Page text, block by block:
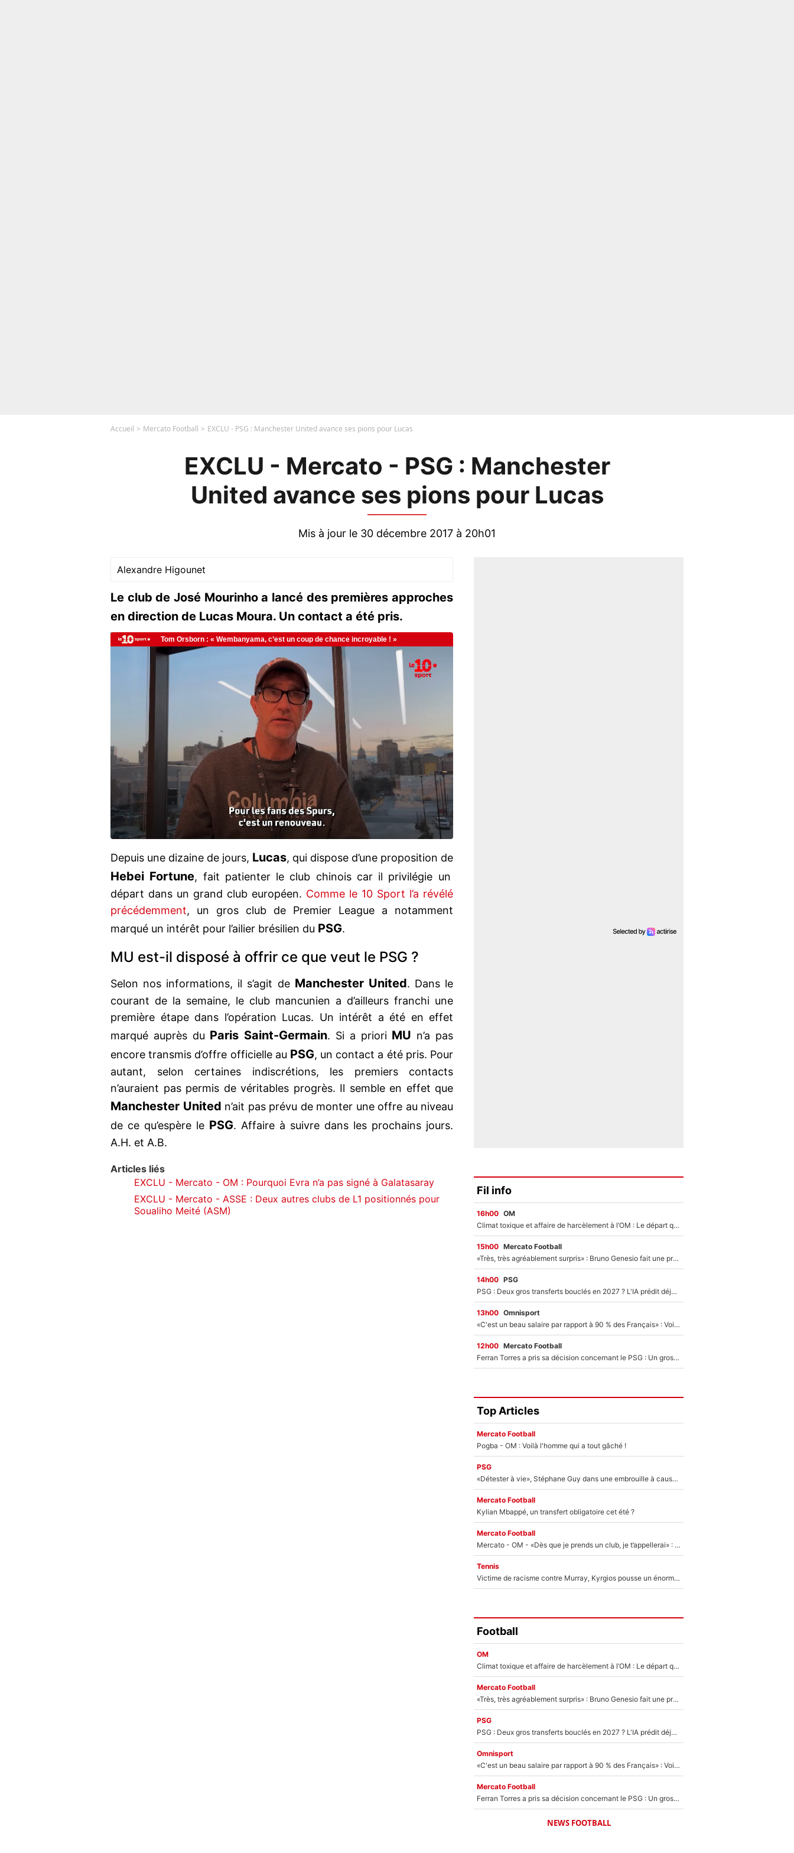
Accueil Mercato Football EXCLU - PSG : Manchester United avance ses pions pour Lucas
EXCLU - Mercato - PSG : Manchester
United avance ses pions pour Lucas
Mis à jour le 30 décembre 2017 à 20h01
Alexandre Higounet
Le club de José Mourinho a lancé des premières approches
en direction de Lucas Moura. Un contact a été pris.
Depuis une dizaine de jours, Lucas, qui dispose d’une proposition de
Hebei Fortune, fait patienter le club chinois car il privilégie un
départ dans un grand club européen. Comme le 10 Sport l’a révélé
précédemment, un gros club de Premier League a notamment
marqué un intérêt pour l’ailier brésilien du PSG.
MU est-il disposé à offrir ce que veut le PSG ?
Selon nos informations, il s’agit de Manchester United. Dans le
courant de la semaine, le club mancunien a d’ailleurs franchi une
première étape dans l’opération Lucas. Un intérêt a été en effet
marqué auprès du Paris Saint-Germain. Si a priori MU n’a pas
encore transmis d’offre officielle au PSG, un contact a été pris. Pour
autant, selon certaines indiscrétions, les premiers contacts
n’auraient pas permis de véritables progrès. Il semble en effet que
Manchester United n’ait pas prévu de monter une offre au niveau
de ce qu’espère le PSG. Affaire à suivre dans les prochains jours.
A.H. et A.B.
Articles liés
EXCLU - Mercato - OM : Pourquoi Evra n’a pas signé à Galatasaray
EXCLU - Mercato - ASSE : Deux autres clubs de L1 positionnés pour
Soualiho Meité (ASM)
Fil info
16h00 OM
Climat toxique et affaire de harcèlement à l’OM : Le départ qui soulage le vestiaire de Bruno Genesio
15h00 Mercato Football
«Très, très agréablement surpris» : Bruno Genesio fait une promesse pour la suite du mercato de l’OM et rassure les supporters
14h00 PSG
PSG : Deux gros transferts bouclés en 2027 ? L'IA prédit déjà les deux joueurs qui pourraient rejoindre Luis Enrique !
13h00 Omnisport
«C'est un beau salaire par rapport à 90 % des Français» : Voilà combien touchait Nelson Monfort sur France Télévisions avant de rejoindre CNews
12h00 Mercato Football
Ferran Torres a pris sa décision concernant le PSG : Un gros club étranger prêt à relancer le feuilleton pour la signature du champion du monde 2026 !
Top Articles
Mercato Football
Pogba - OM : Voilà l'homme qui a tout gâché !
PSG
«Détester à vie», Stéphane Guy dans une embrouille à cause du PSG !
Mercato Football
Kylian Mbappé, un transfert obligatoire cet été ?
Mercato Football
Mercato - OM - «Dès que je prends un club, je t’appellerai» : La promesse de Marcelino au moment de claquer la porte
Tennis
Victime de racisme contre Murray, Kyrgios pousse un énorme coup de gueule !
Football
OM
Climat toxique et affaire de harcèlement à l’OM : Le départ qui soulage le vestiaire de Bruno Genesio
Mercato Football
«Très, très agréablement surpris» : Bruno Genesio fait une promesse pour la suite du mercato de l’OM et rassure les supporters
PSG
PSG : Deux gros transferts bouclés en 2027 ? L'IA prédit déjà les deux joueurs qui pourraient rejoindre Luis Enrique !
Omnisport
«C'est un beau salaire par rapport à 90 % des Français» : Voilà combien touchait Nelson Monfort sur France Télévisions avant de rejoindre CNews
Mercato Football
Ferran Torres a pris sa décision concernant le PSG : Un gros club étranger prêt à relancer le feuilleton pour la signature du champion du monde 2026 !
NEWS FOOTBALL